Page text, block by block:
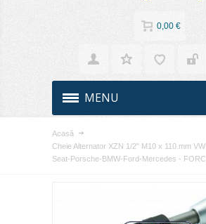
0,00 €
MENU
Acasă
Cheie Alternator XZN 1/2" M10 x 110.mm
Seat-Porsche-BMW-Ford-Mercedes -